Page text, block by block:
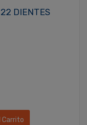
DIENTES
Carrito